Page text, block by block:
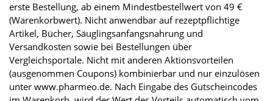
erste Bestellung, ab einem Mindestbestellwert von 49 €
(Warenkorbwert). Nicht anwendbar auf rezeptpflichtige
Artikel, Bücher, Säuglingsanfangsnahrung und
Versandkosten sowie bei Bestellungen über
Vergleichsportale. Nicht mit anderen Aktionsvorteilen
(ausgenommen Coupons) kombinierbar und nur einzulösen
unter www.pharmeo.de. Nach Eingabe des Gutscheincodes